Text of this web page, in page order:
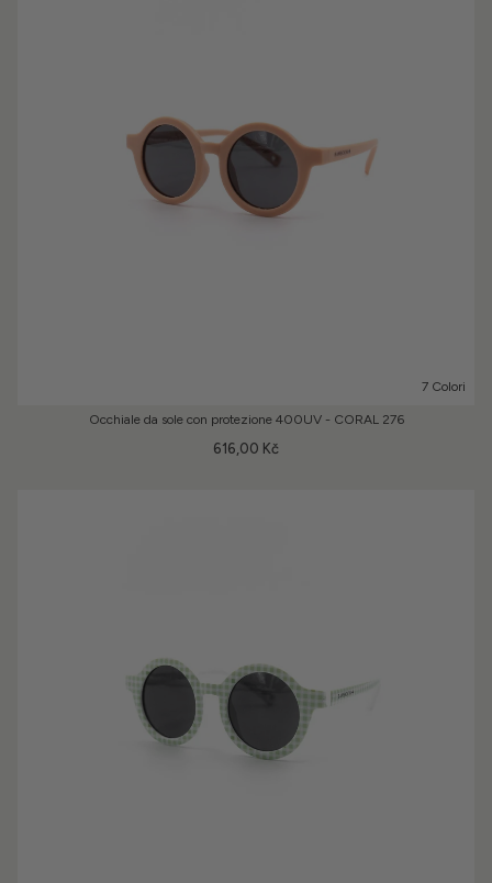
7 Colori
Occhiale da sole con protezione 400UV - CORAL 276
616,00 Kč